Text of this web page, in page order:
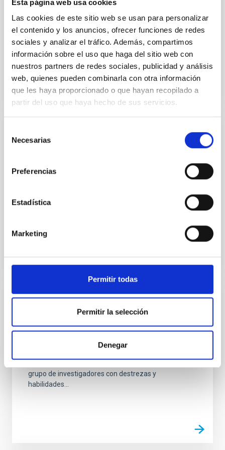
Esta página web usa cookies
Las cookies de este sitio web se usan para personalizar
el contenido y los anuncios, ofrecer funciones de redes
sociales y analizar el tráfico. Además, compartimos
información sobre el uso que haga del sitio web con
nuestros partners de redes sociales, publicidad y análisis
web, quienes pueden combinarla con otra información
que les haya proporcionado o que hayan recopilado a
partir del uso que haya hecho de sus servicios.
Necesarias
Preferencias
Estadística
Marketing
Permitir todas
Permitir la selección
Denegar
Mantener a los Observatorios de Canarias (OOCC)
entre los sitios más competitivos del Mundo para la
observación Astronómica requiere de un esfuerzo
continuado...
galaxias más masivas del universo
Universo dominado por materia oscura se espera
oscurecimiento en galaxias activas
grupo de investigadores con destrezas y
habilidades...